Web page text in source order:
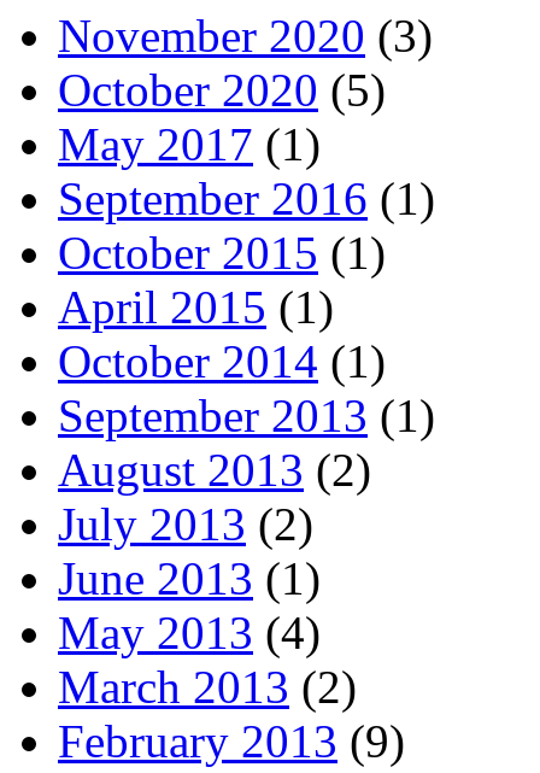
November 2020 (3)
October 2020 (5)
May 2017 (1)
September 2016 (1)
October 2015 (1)
April 2015 (1)
October 2014 (1)
September 2013 (1)
August 2013 (2)
July 2013 (2)
June 2013 (1)
May 2013 (4)
March 2013 (2)
February 2013 (9)